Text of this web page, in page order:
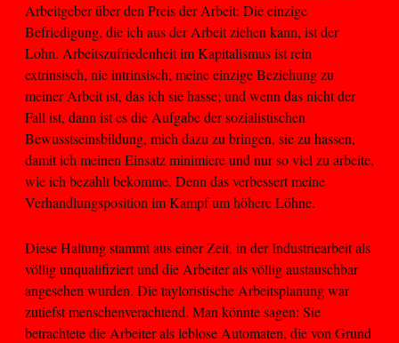
Arbeitgeber über den Preis der Arbeit: Die einzige
Befriedigung, die ich aus der Arbeit ziehen kann, ist der
Lohn. Arbeitszufriedenheit im Kapitalismus ist rein
extrinsisch, nie intrinsisch; meine einzige Beziehung zu
meiner Arbeit ist, das ich sie hasse; und wenn das nicht der
Fall ist, dann ist es die Aufgabe der sozialistischen
Bewusstseinsbildung, mich dazu zu bringen, sie zu hassen,
damit ich meinen Einsatz minimiere und nur so viel zu arbeite,
wie ich bezahlt bekomme. Denn das verbessert meine
Verhandlungsposition im Kampf um höhere Löhne.
Diese Haltung stammt aus einer Zeit, in der Industriearbeit als
völlig unqualifiziert und die Arbeiter als völlig austauschbar
angesehen wurden. Die tayloristische Arbeitsplanung war
zutiefst menschenverachtend. Man könnte sagen: Sie
betrachtete die Arbeiter als leblose Automaten, die von Grund